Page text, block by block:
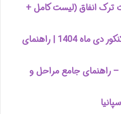
ترک انفاق (لیست کامل +
مدارک لازم ثبت نام کنکور دی ماه 1404 | راهنمای
– راهنمای جامع مراحل و